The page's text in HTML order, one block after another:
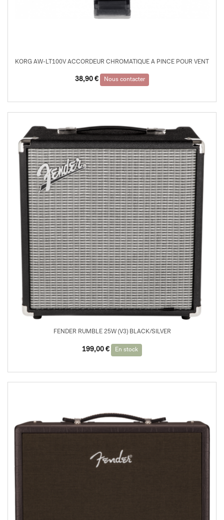
KORG AW-LT100V ACCORDEUR CHROMATIQUE A PINCE POUR VENT
38,90 € Nous contacter
FENDER RUMBLE 25W (V3) BLACK/SILVER
199,00 € En stock